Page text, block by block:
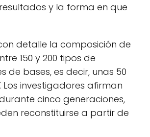
y la forma en que
detalle la composición de
150 y 200 tipos de
de bases, es decir, unas 50
. Los investigadores afirman
cinco generaciones,
reconstituirse a partir de